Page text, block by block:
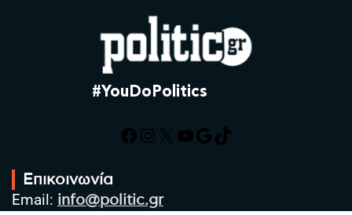
#YouDoPolitics
Facebook
Instagram
X YouTube
Google
TikTok
Επικοινωνία
Email: info@politic.gr